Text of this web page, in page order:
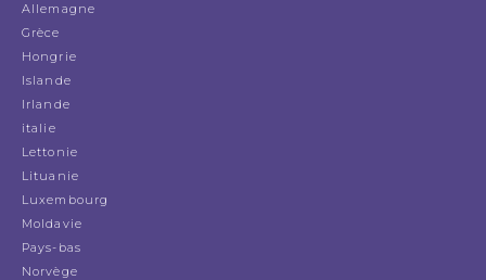
Allemagne
Grèce
Hongrie
Islande
Irlande
italie
Lettonie
Lituanie
Luxembourg
Moldavie
Pays-bas
Norvège